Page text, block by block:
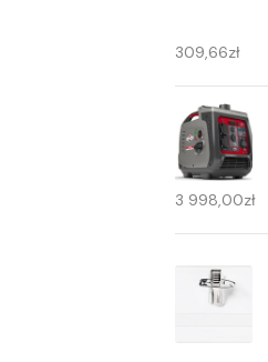
309,66zł
3 998,00zł